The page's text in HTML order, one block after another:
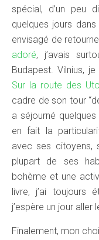
spécial, d’un peu
quelques jours dans
envisagé de
adoré, j’avais
Budapest. Vilnius,
Sur la route des
cadre de son tour
a séjourné
en fait la
avec ses citoyens,
plupart de ses
bohème et une
livre, j’ai toujours
j’espère un jour aller
Finalement, mon